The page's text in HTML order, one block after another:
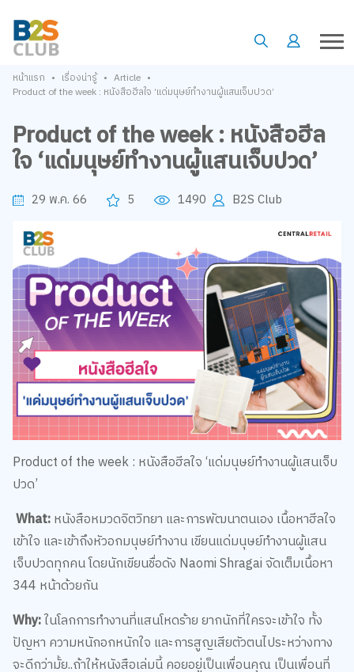
หน้าแรก • เรื่องน่ารู้ • Article •
Product of the week : หนังสือฮีลใจ ‘แด่มนุษย์ทำงานผู้แสนเจ็บปวด’
Product of the week : หนังสือฮีล
ใจ ‘แด่มนุษย์ทำงานผู้แสนเจ็บปวด’
29 พ.ค. 66 5 1490 B2S Club
Product of the week : หนังสือฮีลใจ ‘แด่มนุษย์ทำงานผู้แสนเจ็บ
ปวด’
What:หนังสือหมวดจิตวิทยา และการพัฒนาตนเอง เนื้อหาฮีลใจ
เข้าใจ และเข้าถึงหัวอกมนุษย์ทำงาน เขียนแด่มนุษย์ทำงานผู้แสน
เจ็บปวดทุกคน โดยนักเขียนชื่อดัง Naomi Shragai จัดเต็มเนื้อหา
344 หน้าด้วยกัน
Why:ในโลกการทำงานที่แสนโหดร้าย ยากนักที่ใครจะเข้าใจ ทั้ง
ปัญหา ความหนักอกหนักใจ และการสูญเสียตัวตนไประหว่างทาง
จะดีกว่ามั้ย..ถ้าให้หนังสือเล่มนี้ คอยอยู่เป็นเพื่อนคุณ เป็นเพื่อนที่